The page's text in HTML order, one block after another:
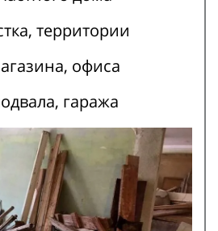
территории
офиса
гаража